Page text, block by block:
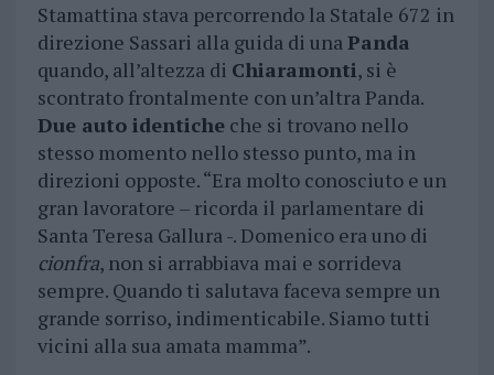
Stamattina stava percorrendo la Statale 672 in
direzione Sassari alla guida di unaPanda
quando, all’altezza di Chiaramonti, si è
scontrato frontalmente con un’altra Panda.
Due auto identicheche si trovano nello
stesso momento nello stesso punto, ma in
direzioni opposte. “Era molto conosciuto e un
gran lavoratore – ricorda il parlamentare di
Santa Teresa Gallura -. Domenico era uno di
cionfra, non si arrabbiava mai e sorrideva
sempre. Quando ti salutava faceva sempre un
grande sorriso, indimenticabile. Siamo tutti
vicini alla sua amata mamma”.